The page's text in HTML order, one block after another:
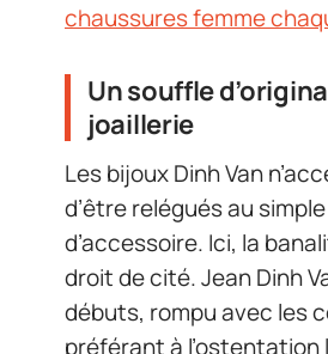
chaussures femme
Un souffle
joaillerie
Les bijoux Dinh Van
d’être relégués au
d’accessoire. Ici, la
droit de cité. Jean Dinh
débuts, rompu avec les
préférant à